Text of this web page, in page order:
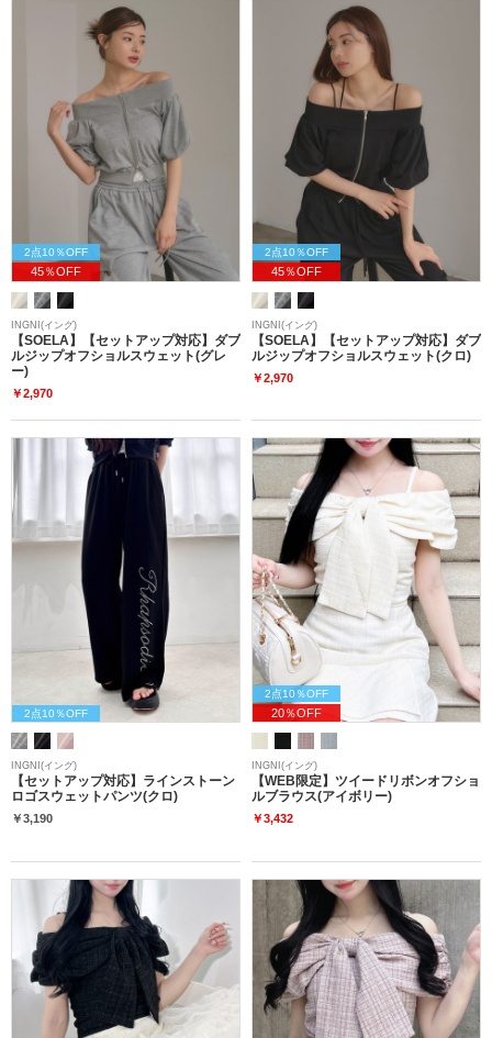
2点10％OFF
45％OFF
INGNI(イング)
【SOELA】【セットアップ対応】ダブ
ルジップオフショルスウェット(グレ
ー)
￥2,970
2点10％OFF
45％OFF
INGNI(イング)
【SOELA】【セットアップ対応】ダブ
ルジップオフショルスウェット(クロ)
￥2,970
2点10％OFF
INGNI(イング)
【セットアップ対応】ラインストーン
ロゴスウェットパンツ(クロ)
￥3,190
2点10％OFF
20％OFF
INGNI(イング)
【WEB限定】ツイードリボンオフショ
ルブラウス(アイボリー)
￥3,432